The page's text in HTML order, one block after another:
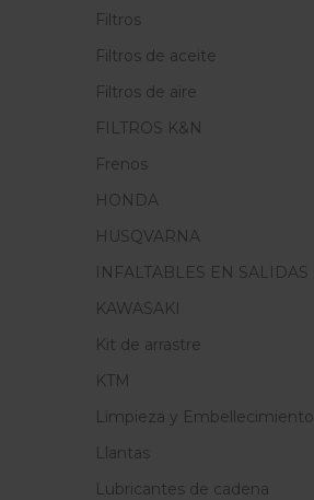
Filtros
Filtros de aceite
Filtros de aire
FILTROS K&N
Frenos
HONDA
HUSQVARNA
INFALTABLES EN SALIDAS
KAWASAKI
Kit de arrastre
KTM
Limpieza y Embellecimiento
Llantas
Lubricantes de cadena